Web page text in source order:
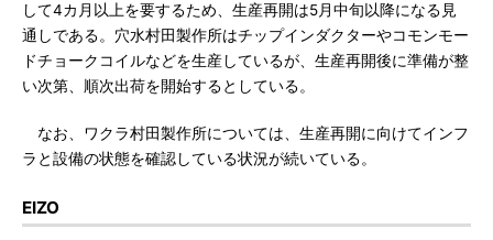
して4カ月以上を要するため、生産再開は5月中旬以降になる見
通しである。穴水村田製作所はチップインダクターやコモンモー
ドチョークコイルなどを生産しているが、生産再開後に準備が整
い次第、順次出荷を開始するとしている。
なお、ワクラ村田製作所については、生産再開に向けてインフ
ラと設備の状態を確認している状況が続いている。
EIZO